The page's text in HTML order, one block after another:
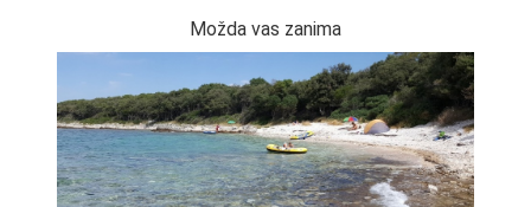
Možda vas zanima